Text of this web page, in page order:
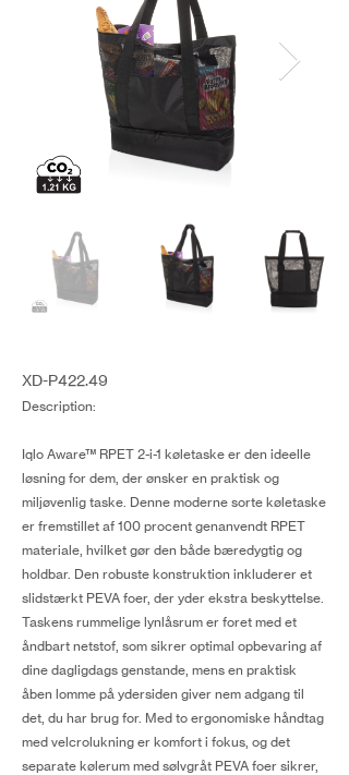
XD-P422.49
Description:
Iqlo Aware™ RPET 2-i-1 køletaske er den ideelle
løsning for dem, der ønsker en praktisk og
miljøvenlig taske. Denne moderne sorte køletaske
er fremstillet af 100 procent genanvendt RPET
materiale, hvilket gør den både bæredygtig og
holdbar. Den robuste konstruktion inkluderer et
slidstærkt PEVA foer, der yder ekstra beskyttelse.
Taskens rummelige lynlåsrum er foret med et
åndbart netstof, som sikrer optimal opbevaring af
dine dagligdags genstande, mens en praktisk
åben lomme på ydersiden giver nem adgang til
det, du har brug for. Med to ergonomiske håndtag
med velcrolukning er komfort i fokus, og det
separate kølerum med sølvgråt PEVA foer sikrer,